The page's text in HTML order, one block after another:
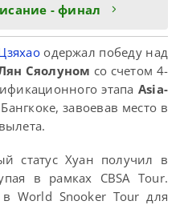
- финал
одержал победу над
Сяолуном со счетом 4-
этапа Asia-
завоевав место в
статус Хуан получил в
в рамках CBSA Tour.
World Snooker Tour для